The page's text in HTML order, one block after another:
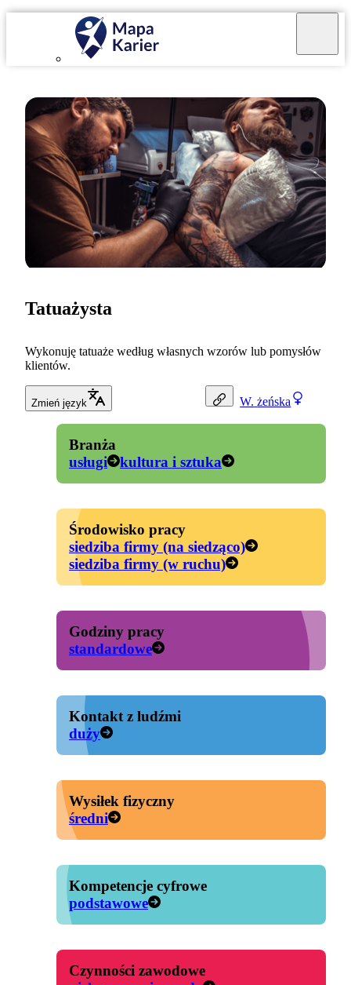
W. żeńska
Tatuażysta
Wykonuję tatuaże według własnych wzorów lub pomysłów
klientów.
Zmień język
Branża
usługi
kultura i sztuka
Środowisko pracy
siedziba firmy (na siedząco)
siedziba firmy (w ruchu)
Godziny pracy
standardowe
Kontakt z ludźmi
duży
Wysiłek fizyczny
średni
Kompetencje cyfrowe
podstawowe
Czynności zawodowe